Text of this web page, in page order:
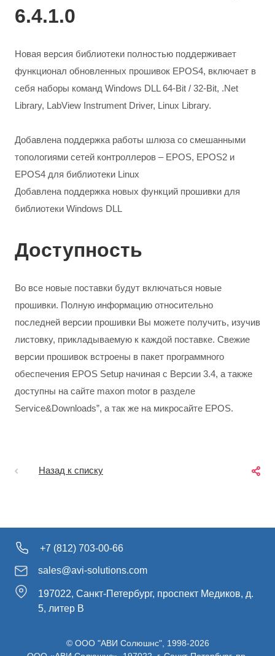
6.4.1.0
Новая версия библиотеки полностью поддерживает
функционал обновленных прошивок EPOS4, включает в
себя наборы команд Windows DLL 64-Bit / 32-Bit, .Net
Library, LabView Instrument Driver, Linux Library.
Добавлена поддержка работы шлюза со смешанными
топологиями сетей контроллеров – EPOS, EPOS2 и
EPOS4 для библиотеки Linux
Добавлена поддержка новых функций прошивки для
библиотеки Windows DLL
Доступность
Во все новые поставки будут включаться новые
прошивки. Полную информацию относительно
последней версии прошивки Вы можете получить, изучив
листовку, прикладываемую к каждой поставке. Свежие
версии прошивок встроены в пакет программного
обеспечения EPOS Setup начиная с Версии 3.4, а также
доступны на сайте maxon motor в разделе
Service&Downloads”, а так же на микросайте EPOS.
Назад к списку
+7 (812) 703-00-66
sales@avi-solutions.com
197022, Санкт-Петербург, проспект Медиков, д.
5, литер В
© ООО "АВИ Солюшнс", 1998-2026